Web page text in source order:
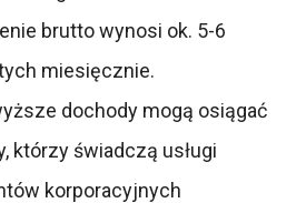
brutto wynosi ok. 5-6
miesięcznie.
dochody mogą osiągać
którzy świadczą usługi
korporacyjnych